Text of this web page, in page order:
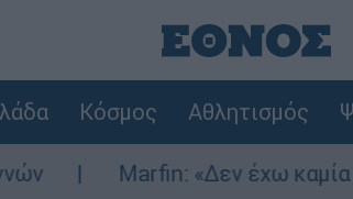
Κόσμος Αθλητισμός
«Δεν έχω καμία σχέση με